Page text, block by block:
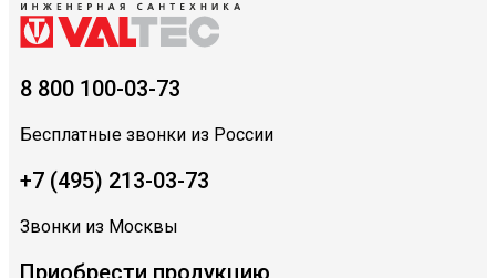
8 800 100-03-73
Бесплатные звонки из России
+7 (495) 213-03-73
Звонки из Москвы
Приобрести продукцию